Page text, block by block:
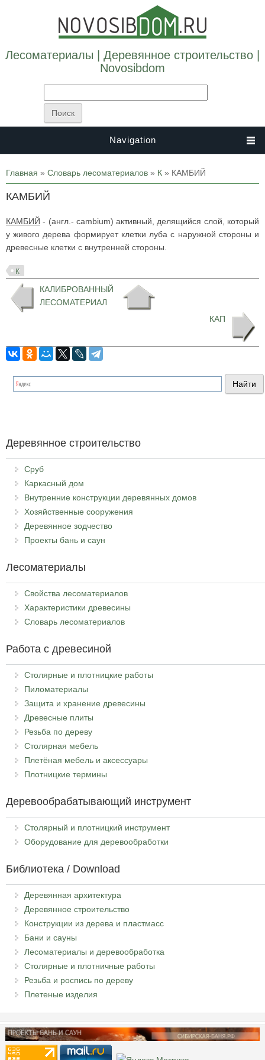
Лесоматериалы | Деревянное строительство |
Novosibdom
Navigation
Вы здесь
Главная » Словарь лесоматериалов » К » КАМБИЙ
КАМБИЙ
КАМБИЙ - (англ.- cambium) активный, делящийся слой, который
у живого дерева формирует клетки луба с наружной стороны и
древесные клетки с внутренней стороны.
К
КАЛИБРОВАННЫЙ
ЛЕСОМАТЕРИАЛ
КАП
Деревянное строительство
Сруб
Каркасный дом
Внутренние конструкции деревянных домов
Хозяйственные сооружения
Деревянное зодчество
Проекты бань и саун
Лесоматериалы
Свойства лесоматериалов
Характеристики древесины
Словарь лесоматериалов
Работа с древесиной
Столярные и плотницкие работы
Пиломатериалы
Защита и хранение древесины
Древесные плиты
Резьба по дереву
Столярная мебель
Плетёная мебель и аксессуары
Плотницкие термины
Деревообрабатывающий инструмент
Столярный и плотницкий инструмент
Оборудование для деревообработки
Библиотека / Download
Деревянная архитектура
Деревянное строительство
Конструкции из дерева и пластмасс
Бани и сауны
Лесоматериалы и деревообработка
Столярные и плотничные работы
Резьба и роспись по дереву
Плетеные изделия